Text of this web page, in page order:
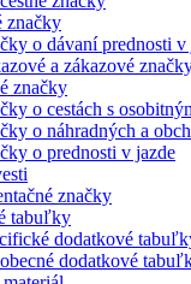
značky
o dávaní prednosti v
a zákazové
značky
o cestách s
o náhradných a
o prednosti v jazde
značky
tabuľky
dodatkové
dodatkové